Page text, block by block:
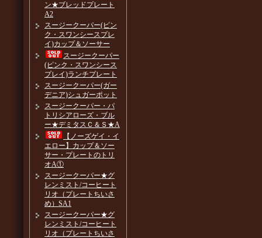
ン★ブレッドプレート
A2
スージークーパー(ピン
ク・スワンシースプレ
イ)カップ＆ソーサー
スージークーパー
(ピンク・スワンシース
プレイ)ランチプレート
スージークーパー(ガー
デニア)シュガーポット
スージークーパー・パ
トリシアローズ・ブル
ー★デミタスＣ＆Ｓ★A
【ノーズゲイ・イ
エロー】カップ＆ソー
サー・プレートのトリ
オA①
スージークーパー★グ
レンミスト/コーヒート
リオ（プレートちいさ
め）SA1
スージークーパー★グ
レンミスト/コーヒート
リオ（プレートちいさ